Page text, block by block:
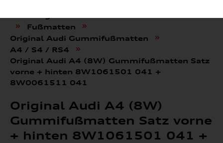
» Fußmatten »
Original Audi Gummifußmatten »
A4 / S4 / RS4 »
Original Audi A4 (8W) Gummifußmatten Satz
vorne + hinten 8W1061501 041 +
8W0061511 041
Original Audi A4 (8W)
Gummifußmatten Satz vorne
+ hinten 8W1061501 041 +